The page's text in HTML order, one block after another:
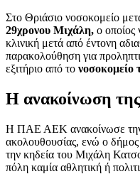
Στο Θριάσιο νοσοκομείο
29χρονου Μιχάλη, ο οποίος
κλινική μετά από έντονη
παρακολούθηση για
εξιτήριο από το νοσοκομείο
Η ανακοίνωση
Η ΠΑΕ ΑΕΚ ανακοίνωσε την
ακολουθουσίας, ενώ ο
την κηδεία του Μιχάλη
πόλη καμία αθλητική ή